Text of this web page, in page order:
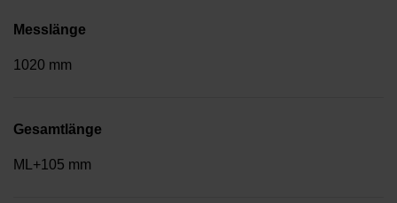
Messlänge
1020 mm
Gesamtlänge
ML+105 mm